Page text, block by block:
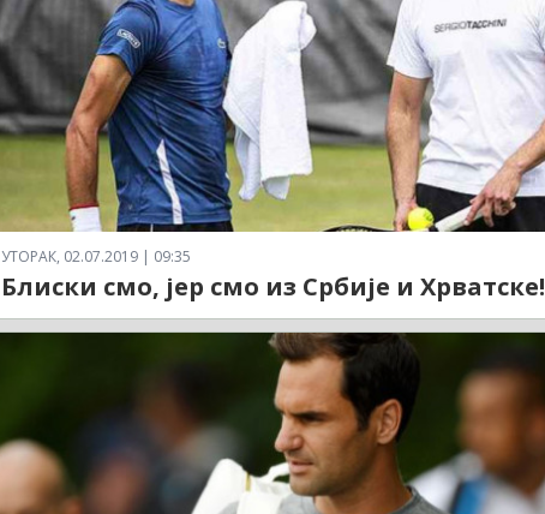
УТОРАК, 02.07.2019 | 09:35
Блиски смо, јер смо из Србије и Хрватске!